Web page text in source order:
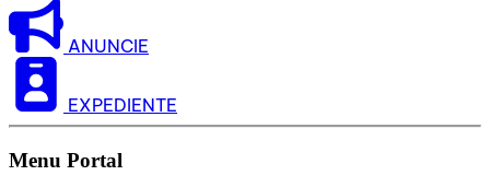
ANUNCIE
EXPEDIENTE
Menu Portal